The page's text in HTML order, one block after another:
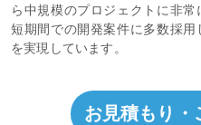
ら中規模のプロジェクトに非
短期間での開発案件に多数採
を実現しています。
お見積もり・